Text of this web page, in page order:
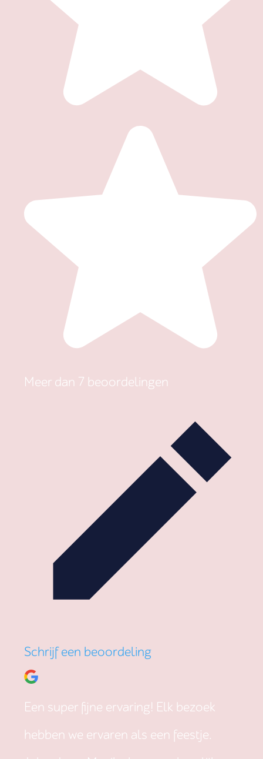
Meer dan 7 beoordelingen
Schrijf een beoordeling
Een super fijne ervaring! Elk bezoek
hebben we ervaren als een feestje.